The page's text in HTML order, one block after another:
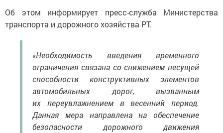
Об этом информирует пресс-служба Министерства
транспорта и дорожного хозяйства РТ.
«Необходимость введения временного
ограничения связана со снижением несущей
способности конструктивных элементов
автомобильных дорог, вызванным
их переувлажнением в весенний период.
Данная мера направлена на обеспечение
безопасности дорожного движения